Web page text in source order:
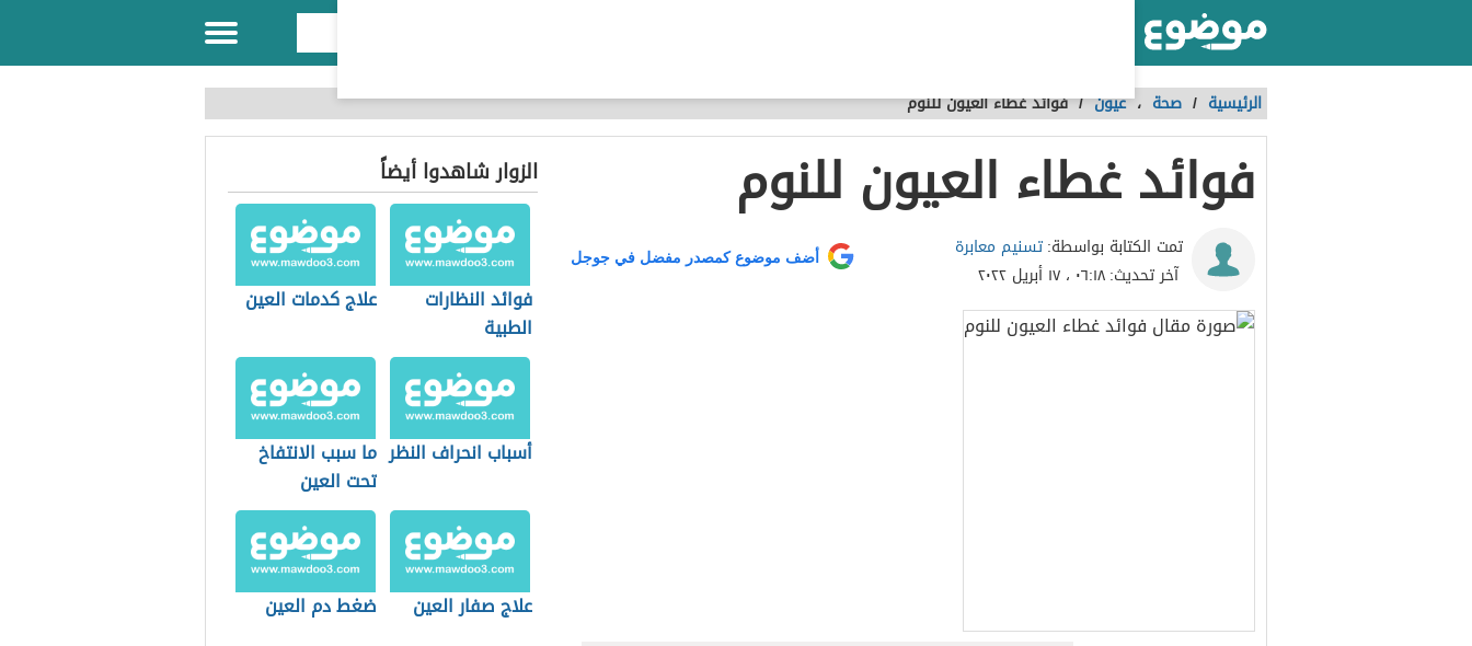
الرئيسية / صحة ،عيون /فوائد غطاء العيون للنوم
فوائد غطاء العيون للنوم
تمت الكتابة بواسطة:تسنيم معابرة
آخر تحديث:٠٦:١٨ ، ١٧ أبريل ٢٠٢٢
أضف موضوع كمصدر مفضل في جوجل
الزوار شاهدوا أيضاً
فوائد النظارات
الطبية
علاج كدمات العين
أسباب انحراف النظر ما سبب الانتفاخ
تحت العين
علاج صفار العين ضغط دم العين